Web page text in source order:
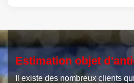
Estimation objet
Il existe des nombreux clients